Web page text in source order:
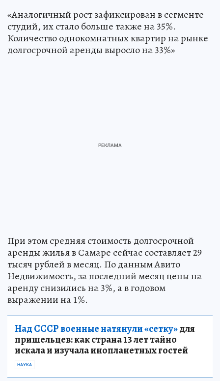
«Аналогичный рост зафиксирован в сегменте
студий, их стало больше также на 35%.
Количество однокомнатных квартир на рынке
долгосрочной аренды выросло на 33%»
При этом средняя стоимость долгосрочной
аренды жилья в Самаре сейчас составляет 29
тысяч рублей в месяц. По данным Авито
Недвижимость, за последний месяц цены на
аренду снизились на 3%, а в годовом
выражении на 1%.
Над СССР военные натянули «сетку»для
пришельцев: как страна 13 лет тайно
искала и изучала инопланетных гостей
НАУКА